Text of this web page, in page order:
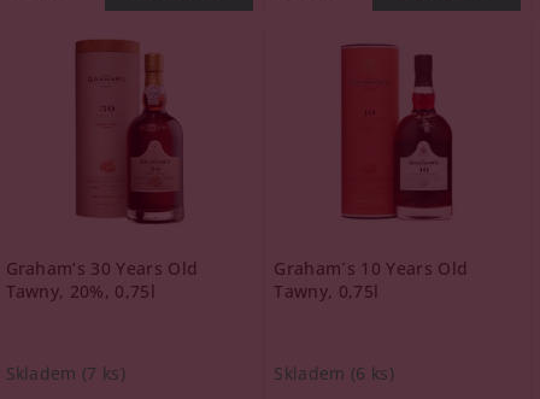
Graham‘s 30 Years Old
Tawny, 20%, 0,75l
Skladem (7 ks)
Graham´s 10 Years Old
Tawny, 0,75l
Skladem (6 ks)